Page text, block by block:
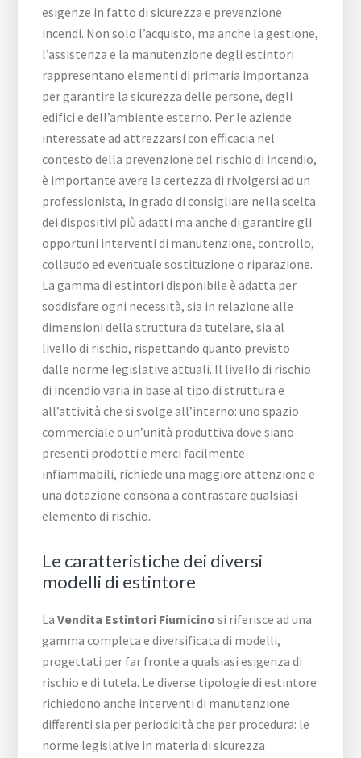
esigenze in fatto di sicurezza e prevenzione
incendi. Non solo l’acquisto, ma anche la gestione,
l’assistenza e la manutenzione degli estintori
rappresentano elementi di primaria importanza
per garantire la sicurezza delle persone, degli
edifici e dell’ambiente esterno. Per le aziende
interessate ad attrezzarsi con efficacia nel
contesto della prevenzione del rischio di incendio,
è importante avere la certezza di rivolgersi ad un
professionista, in grado di consigliare nella scelta
dei dispositivi più adatti ma anche di garantire gli
opportuni interventi di manutenzione, controllo,
collaudo ed eventuale sostituzione o riparazione.
La gamma di estintori disponibile è adatta per
soddisfare ogni necessità, sia in relazione alle
dimensioni della struttura da tutelare, sia al
livello di rischio, rispettando quanto previsto
dalle norme legislative attuali. Il livello di rischio
di incendio varia in base al tipo di struttura e
all’attività che si svolge all’interno: uno spazio
commerciale o un’unità produttiva dove siano
presenti prodotti e merci facilmente
infiammabili, richiede una maggiore attenzione e
una dotazione consona a contrastare qualsiasi
elemento di rischio.
Le caratteristiche dei diversi
modelli di estintore
LaVendita Estintori Fiumicino si riferisce ad una
gamma completa e diversificata di modelli,
progettati per far fronte a qualsiasi esigenza di
rischio e di tutela. Le diverse tipologie di estintore
richiedono anche interventi di manutenzione
differenti sia per periodicità che per procedura: le
norme legislative in materia di sicurezza